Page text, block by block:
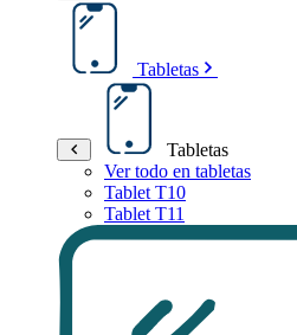
Tabletas
Tabletas
Ver todo en tabletas
Tablet T10
Tablet T11